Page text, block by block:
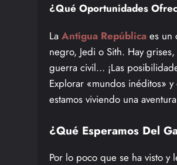
¿Qué Oportunidades
La Antigua República es un
negro, Jedi o Sith. Hay
guerra civil… ¡Las
Explorar «mundos inéditos»
estamos viviendo una
¿Qué Esperamos Del
Por lo poco que se ha visto